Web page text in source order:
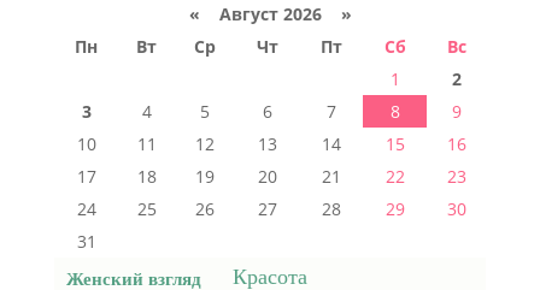
« Август 2026 »
Пн
Вт Ср Чт Пт Сб
Вс
1
2
3
4 5 6 7 8
9
10
11 12 13 14 15
16
17
18 19 20 21 22
23
24
25 26 27 28 29
30
31
Женский взгляд Красота